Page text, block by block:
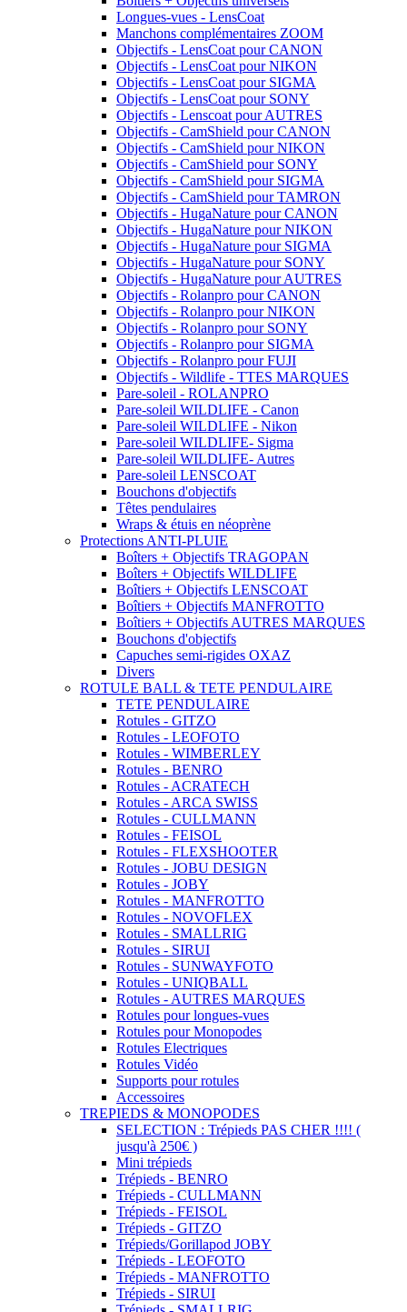
Longues-vues - LensCoat
Manchons complémentaires ZOOM
Objectifs - LensCoat pour CANON
Objectifs - LensCoat pour NIKON
Objectifs - LensCoat pour SIGMA
Objectifs - LensCoat pour SONY
Objectifs - Lenscoat pour AUTRES
Objectifs - CamShield pour CANON
Objectifs - CamShield pour NIKON
Objectifs - CamShield pour SONY
Objectifs - CamShield pour SIGMA
Objectifs - CamShield pour TAMRON
Objectifs - HugaNature pour CANON
Objectifs - HugaNature pour NIKON
Objectifs - HugaNature pour SIGMA
Objectifs - HugaNature pour SONY
Objectifs - HugaNature pour AUTRES
Objectifs - Rolanpro pour CANON
Objectifs - Rolanpro pour NIKON
Objectifs - Rolanpro pour SONY
Objectifs - Rolanpro pour SIGMA
Objectifs - Rolanpro pour FUJI
Objectifs - Wildlife - TTES MARQUES
Pare-soleil - ROLANPRO
Pare-soleil WILDLIFE - Canon
Pare-soleil WILDLIFE - Nikon
Pare-soleil WILDLIFE- Sigma
Pare-soleil WILDLIFE- Autres
Pare-soleil LENSCOAT
Bouchons d'objectifs
Têtes pendulaires
Wraps & étuis en néoprène
Protections ANTI-PLUIE
Boîters + Objectifs TRAGOPAN
Boîters + Objectifs WILDLIFE
Boîtiers + Objectifs LENSCOAT
Boîtiers + Objectifs MANFROTTO
Boîtiers + Objectifs AUTRES MARQUES
Bouchons d'objectifs
Capuches semi-rigides OXAZ
Divers
ROTULE BALL & TETE PENDULAIRE
TETE PENDULAIRE
Rotules - GITZO
Rotules - LEOFOTO
Rotules - WIMBERLEY
Rotules - BENRO
Rotules - ACRATECH
Rotules - ARCA SWISS
Rotules - CULLMANN
Rotules - FEISOL
Rotules - FLEXSHOOTER
Rotules - JOBU DESIGN
Rotules - JOBY
Rotules - MANFROTTO
Rotules - NOVOFLEX
Rotules - SMALLRIG
Rotules - SIRUI
Rotules - SUNWAYFOTO
Rotules - UNIQBALL
Rotules - AUTRES MARQUES
Rotules pour longues-vues
Rotules pour Monopodes
Rotules Electriques
Rotules Vidéo
Supports pour rotules
Accessoires
TREPIEDS & MONOPODES
SELECTION : Trépieds PAS CHER !!!! (
jusqu'à 250€ )
Mini trépieds
Trépieds - BENRO
Trépieds - CULLMANN
Trépieds - FEISOL
Trépieds - GITZO
Trépieds/Gorillapod JOBY
Trépieds - LEOFOTO
Trépieds - MANFROTTO
Trépieds - SIRUI